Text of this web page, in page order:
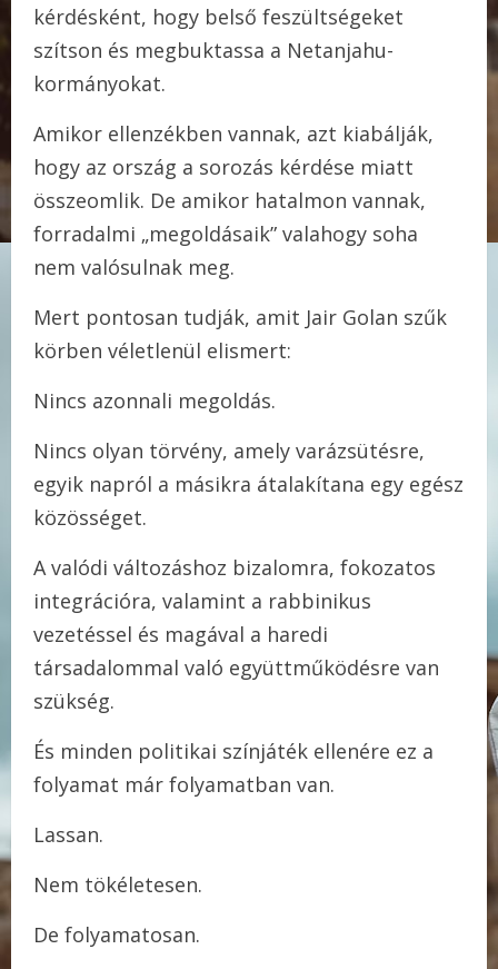
kérdésként, hogy belső feszültségeket
szítson és megbuktassa a Netanjahu-
kormányokat.
Amikor ellenzékben vannak, azt kiabálják,
hogy az ország a sorozás kérdése miatt
összeomlik. De amikor hatalmon vannak,
forradalmi „megoldásaik” valahogy soha
nem valósulnak meg.
Mert pontosan tudják, amit Jair Golan szűk
körben véletlenül elismert:
Nincs azonnali megoldás.
Nincs olyan törvény, amely varázsütésre,
egyik napról a másikra átalakítana egy egész
közösséget.
A valódi változáshoz bizalomra, fokozatos
integrációra, valamint a rabbinikus
vezetéssel és magával a haredi
társadalommal való együttműködésre van
szükség.
És minden politikai színjáték ellenére ez a
folyamat már folyamatban van.
Lassan.
Nem tökéletesen.
De folyamatosan.